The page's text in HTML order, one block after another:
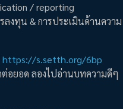
/ reporting
งทุน & การประเมินด้านความ
https://s.setth.org/6bp
อยอด ลองไปอ่านบทความดีๆ